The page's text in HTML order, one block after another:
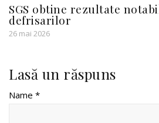
SGS obtine rezultate
defrisarilor
26 mai 2026
Lasă un răspuns
Name *